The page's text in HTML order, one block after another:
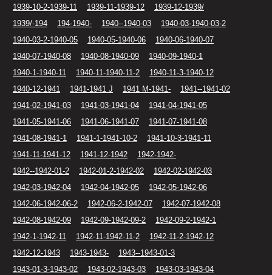
1939-10-2-1939-11
1939-11-1939-12
1939-12-1939/
1939/-194
194-1940- 1940--1940-03
1940-03-1940-03-2
1940-03-2-1940-05
1940-05-1940-06
1940-06-1940-07
1940-07-1940-08
1940-08-1940-09
1940-09-1940-1
1940-1-1940-11
1940-11-1940-11-2
1940-11-3-1940-12
1940-12-1941
1941-1941 J 1941 M-1941-
1941--1941-02
1941-02-1941-03
1941-03-1941-04
1941-04-1941-05
1941-05-1941-06
1941-06-1941-07
1941-07-1941-08
1941-08-1941-1
1941-1-1941-10-2
1941-10-3-1941-11
1941-11-1941-12
1941-12-1942
1942-1942-
1942--1942-01-2
1942-01-2-1942-02
1942-02-1942-03
1942-03-1942-04
1942-04-1942-05
1942-05-1942-06
1942-06-1942-06-2
1942-06-2-1942-07
1942-07-1942-08
1942-08-1942-09
1942-09-1942-09-2
1942-09-2-1942-1
1942-1-1942-11
1942-11-1942-11-2
1942-11-2-1942-12
1942-12-1943
1943-1943-
1943--1943-01-3
1943-01-3-1943-02
1943-02-1943-03
1943-03-1943-04